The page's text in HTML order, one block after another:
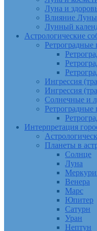
Луна и
Влияние Луны
Лунный
Астрологические
Ретроградные
Ингрессия
Ингрессия
Солнечные и
Ретроградные
Интерпретация
Планеты в
Солнце
Луна
Венера
Марс
Юпитер
Сатурн
Уран
Нептун